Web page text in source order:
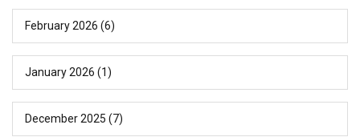
February 2026 (6)
January 2026 (1)
December 2025 (7)